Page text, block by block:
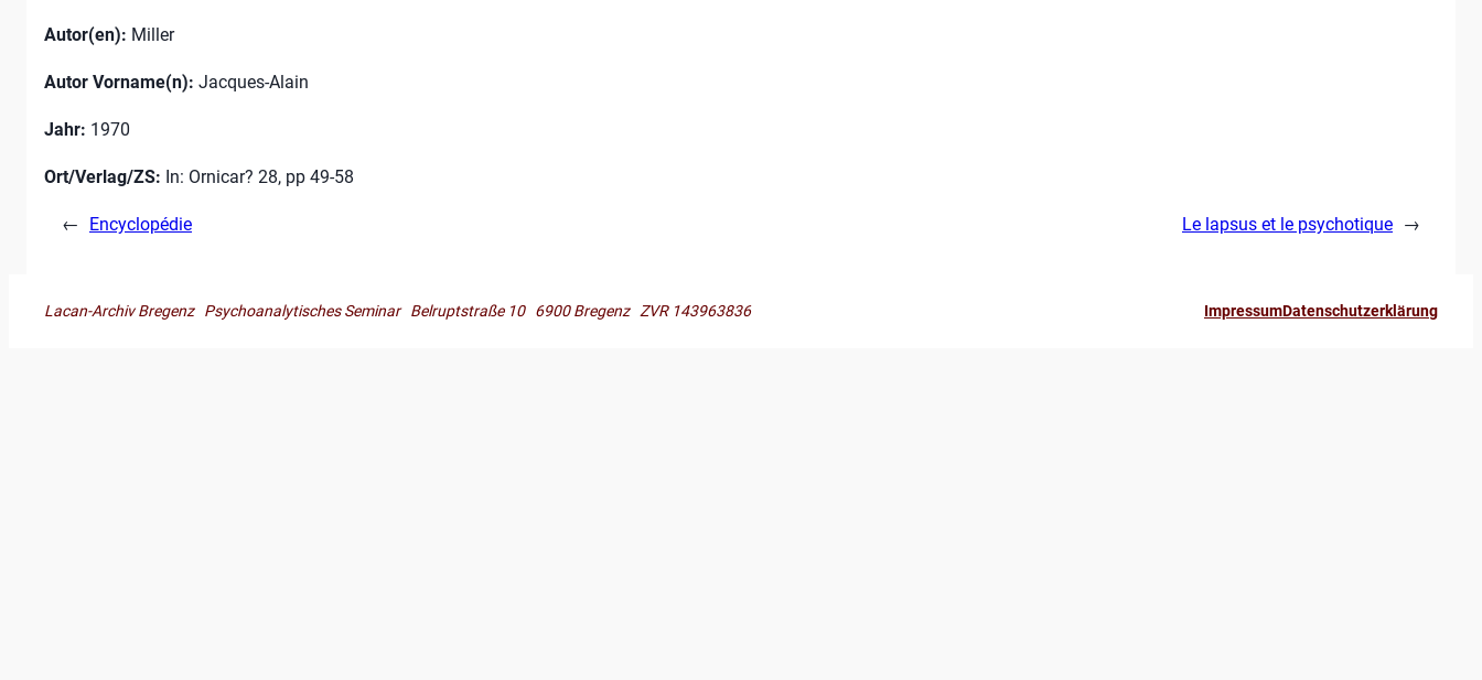
Autor(en): Miller
Autor Vorname(n): Jacques-Alain
Jahr: 1970
Ort/Verlag/ZS: In: Ornicar? 28, pp 49-58
← Encyclopédie Le lapsus et le psychotique →
Lacan-Archiv Bregenz Psychoanalytisches Seminar Belruptstraße 10 6900 Bregenz ZVR 143963836 ImpressumDatenschutzerklärung